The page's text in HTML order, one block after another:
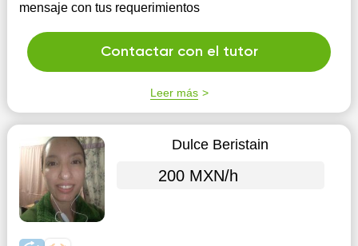
mensaje con tus requerimientos
Contactar con el tutor
Leer más
Dulce Beristain
200 MXN/h